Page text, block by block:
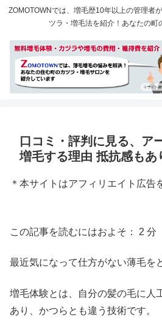
ZOMOTOWNでは、増毛歴10年以上の管理者
ツラ・増毛法を紹介！あなたの町
口コミ・評判に見る、ア
増毛する理由 抵抗感もあ
＊本サイトはアフィリエイト広告
この記事を読むにはおよそ： 2 分
最近気になって仕方がない薄毛を
増毛体験とは、自分の髪の毛に人
あり、かつらとも違う技術です。